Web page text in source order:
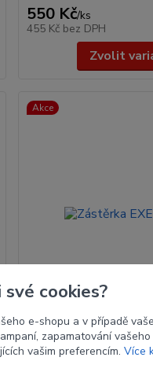
550 Kč/ks
455 Kč bez DPH
Zvolit
Akce
Zástěrka EXE BB kůže
cookies?
e-shopu a v případě
zapamatování
vašim preferencím. Více